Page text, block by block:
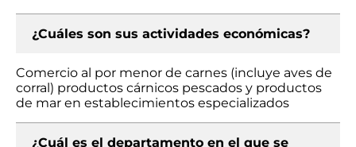
¿Cuáles son sus actividades económicas?
Comercio al por menor de carnes (incluye aves de
corral) productos cárnicos pescados y productos
de mar en establecimientos especializados
¿Cuál es el departamento en el que se